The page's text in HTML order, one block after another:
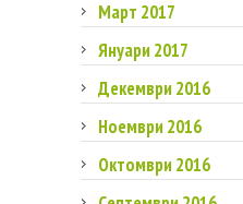
Март 2017
Януари 2017
Декември 2016
Ноември 2016
Октомври 2016